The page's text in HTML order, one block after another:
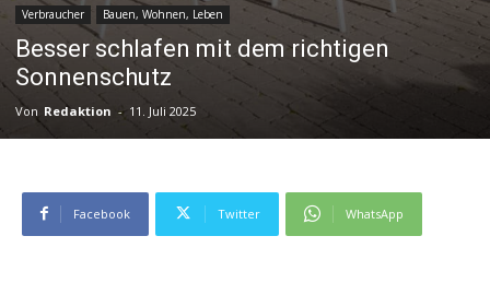
Verbraucher Bauen, Wohnen, Leben
Besser schlafen mit dem richtigen
Sonnenschutz
Von Redaktion - 11. Juli 2025
Facebook Twitter WhatsApp